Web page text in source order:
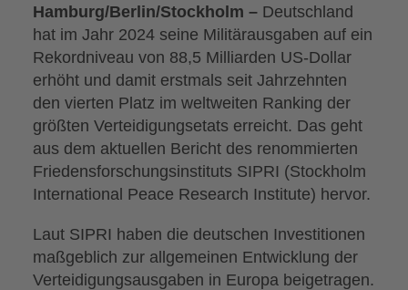
Hamburg/Berlin/Stockholm – Deutschland
hat im Jahr 2024 seine Militärausgaben auf ein
Rekordniveau von 88,5 Milliarden US-Dollar
erhöht und damit erstmals seit Jahrzehnten
den vierten Platz im weltweiten Ranking der
größten Verteidigungsetats erreicht. Das geht
aus dem aktuellen Bericht des renommierten
Friedensforschungsinstituts SIPRI (Stockholm
International Peace Research Institute) hervor.
Laut SIPRI haben die deutschen Investitionen
maßgeblich zur allgemeinen Entwicklung der
Verteidigungsausgaben in Europa beigetragen.